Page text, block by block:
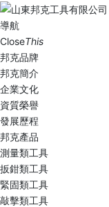
導航
CloseThis
邦克品牌
邦克簡介
企業文化
資質榮譽
發展歷程
邦克產品
測量類工具
扳鉗類工具
緊固類工具
敲擊類工具